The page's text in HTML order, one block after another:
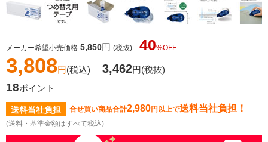
メーカー希望小売価格 5,850円 (税抜) 40%OFF
3,808円(税込) 3,462円(税抜)
18ポイント
送料当社負担 合せ買い商品合計2,980円以上で送料当社負担！
(送料・基準金額はすべて税込)